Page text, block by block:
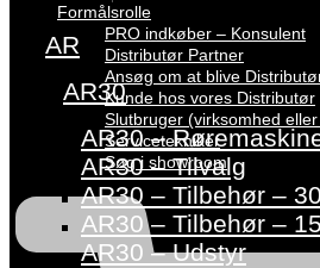
Formålsrolle
PRO indkøber – Konsulent
Distributør Partner
Ansøg om at blive
Kunde hos vores Distributør
Slutbruger (virksomhed
Servicetekniker
Søg i showroom
AR
AR30
AR30 –
AR30 – Tilvalg
AR30 – Tilbehør –
AR30 – Tilbehør –
AR30 – Udstyr